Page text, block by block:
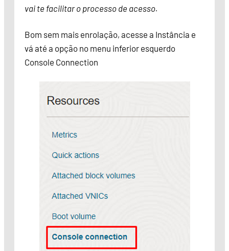
vai te facilitar o processo de acesso.
Bom sem mais enrolação, acesse a Instância e
vá até a opção no menu inferior esquerdo
Console Connection